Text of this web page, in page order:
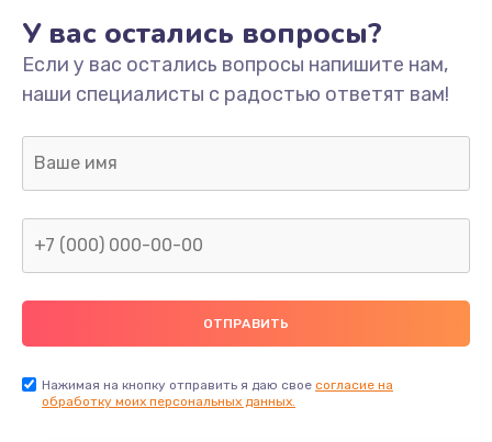
У вас остались вопросы?
Если у вас остались вопросы напишите нам,
наши специалисты с радостью ответят вам!
Нажимая на кнопку отправить я даю свое согласие на
обработку моих персональных данных.